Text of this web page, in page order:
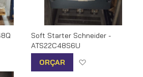
à lista de desejos
Soft Starter Schneider -
ATS22C48S6U
ORÇAR